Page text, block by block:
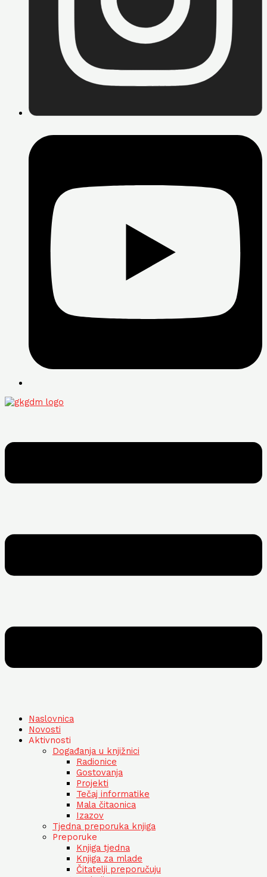
Naslovnica
Novosti
Aktivnosti
Događanja u knjižnici
Radionice
Gostovanja
Projekti
Tečaj informatike
Mala čitaonica
Izazov
Tjedna preporuka knjiga
Preporuke
Knjiga tjedna
Knjiga za mlade
Čitatelji preporučuju